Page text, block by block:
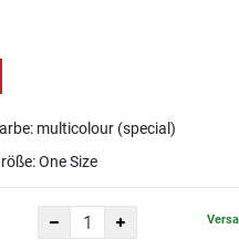
multicolour (special)
One Size